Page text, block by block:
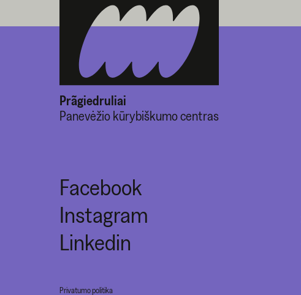
Prãgiedruliai
Panevėžio kūrybiškumo centras
Facebook
Instagram
Linkedin
Privatumo politika